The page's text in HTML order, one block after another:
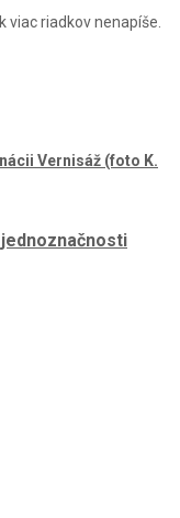
viac riadkov nenapíše.